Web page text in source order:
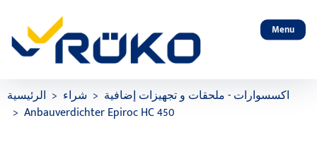
Menu
الرئيسية شراء
اكسسوارات - ملحقات و تجهيزات إضافية
Anbauverdichter Epiroc HC 450